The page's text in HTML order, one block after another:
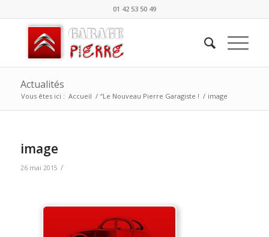
01 42 53 50 49
Actualités
Vous êtes ici : Accueil / “Le Nouveau Pierre Garagiste ! / image
image
26 mai 2015 /